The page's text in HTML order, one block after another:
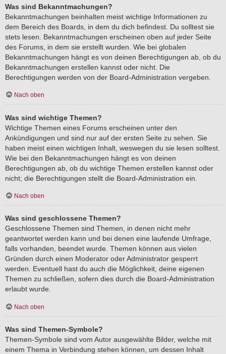
Was sind Bekanntmachungen?
Bekanntmachungen beinhalten meist wichtige Informationen zu
dem Bereich des Boards, in dem du dich befindest. Du solltest sie
stets lesen. Bekanntmachungen erscheinen oben auf jeder Seite
des Forums, in dem sie erstellt wurden. Wie bei globalen
Bekanntmachungen hängt es von deinen Berechtigungen ab, ob du
Bekanntmachungen erstellen kannst oder nicht. Die
Berechtigungen werden von der Board-Administration vergeben.
Nach oben
Was sind wichtige Themen?
Wichtige Themen eines Forums erscheinen unter den
Ankündigungen und sind nur auf der ersten Seite zu sehen. Sie
haben meist einen wichtigen Inhalt, weswegen du sie lesen solltest.
Wie bei den Bekanntmachungen hängt es von deinen
Berechtigungen ab, ob du wichtige Themen erstellen kannst oder
nicht; die Berechtigungen stellt die Board-Administration ein.
Nach oben
Was sind geschlossene Themen?
Geschlossene Themen sind Themen, in denen nicht mehr
geantwortet werden kann und bei denen eine laufende Umfrage,
falls vorhanden, beendet wurde. Themen können aus vielen
Gründen durch einen Moderator oder Administrator gesperrt
werden. Eventuell hast du auch die Möglichkeit, deine eigenen
Themen zu schließen, sofern dies durch die Board-Administration
erlaubt wurde.
Nach oben
Was sind Themen-Symbole?
Themen-Symbole sind vom Autor ausgewählte Bilder, welche mit
einem Thema in Verbindung stehen können, um dessen Inhalt